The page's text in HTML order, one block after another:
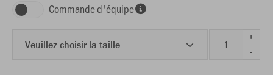
Commande d'équipe
Veuillez choisir la taille
+
-